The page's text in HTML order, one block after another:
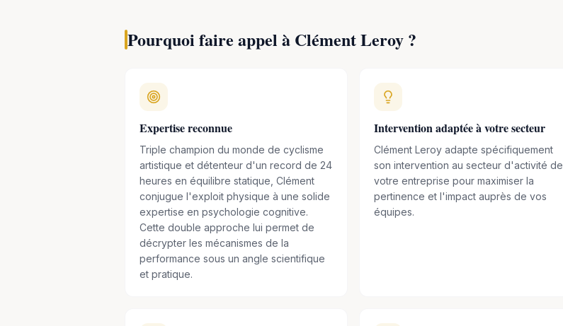
Pourquoi faire appel à Clément Leroy ?
Expertise reconnue
Triple champion du monde de cyclisme
artistique et détenteur d'un record de 24
heures en équilibre statique, Clément
conjugue l'exploit physique à une solide
expertise en psychologie cognitive.
Cette double approche lui permet de
décrypter les mécanismes de la
performance sous un angle scientifique
et pratique.
Intervention adaptée à votre secteur
Clément Leroy adapte spécifiquement
son intervention au secteur d'activité de
votre entreprise pour maximiser la
pertinence et l'impact auprès de vos
équipes.